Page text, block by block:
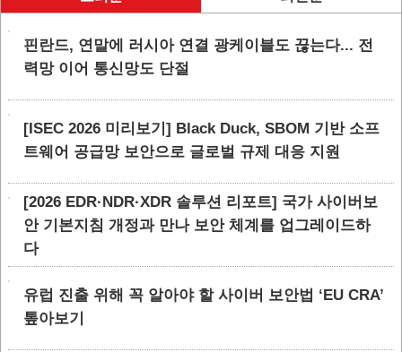
핀란드, 연말에 러시아 연결 광케이블도 끊는다... 전
력망 이어 통신망도 단절
[ISEC 2026 미리보기] Black Duck, SBOM 기반 소프
트웨어 공급망 보안으로 글로벌 규제 대응 지원
[2026 EDR·NDR·XDR 솔루션 리포트] 국가 사이버보
안 기본지침 개정과 만나 보안 체계를 업그레이드하
다
유럽 진출 위해 꼭 알아야 할 사이버 보안법 ‘EU CRA’
톺아보기